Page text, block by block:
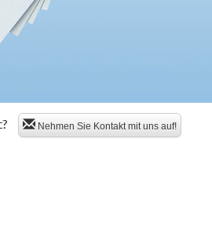
Nehmen Sie Kontakt mit uns auf!